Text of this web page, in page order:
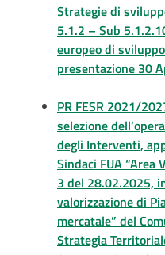
Strategie di
5.1.2 – Sub
europeo di
presentazione 30
PR FESR 2021/
selezione
degli Interventi,
Sindaci FUA “Area
3 del 28.02.2025,
valorizzazione di
mercatale” del
Strategia